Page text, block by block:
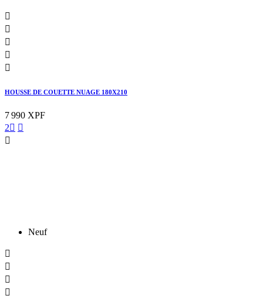





HOUSSE DE COUETTE NUAGE 180X210
7 990 XPF
2 

Neuf



